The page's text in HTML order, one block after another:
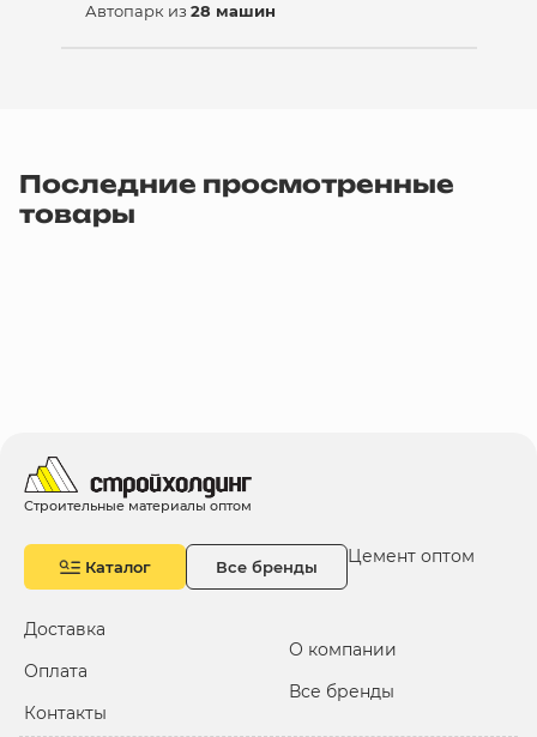
Автопарк из 28 машин
Последние просмотренные
товары
Строительные материалы оптом
Каталог Все бренды Цемент оптом
Доставка
Оплата
Контакты
О компании
Все бренды